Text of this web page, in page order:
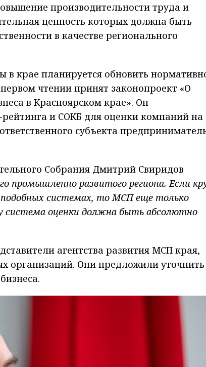
производительности труда и
ценность которых должна быть
в качестве регионального
в крае планируется обновить
чтении принят законопроект «О
в Красноярском крае». Он
и СОКБ для оценки компаний на
субъекта
Собрания Дмитрий Свиридов
промышленно развитого региона. Если
системах, то МСП еще только
система оценки должна быть абсолютно
агентства развития МСП края,
организаций. Они предложили уточнить